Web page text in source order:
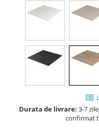
Orga-Line - Blum
Suruburi, coltare,
imbinare
Lamele si cepi de lemn
Rotile mobilier
Scurgatoare pentru vase
Durata de livrare: 3-7
confirmat